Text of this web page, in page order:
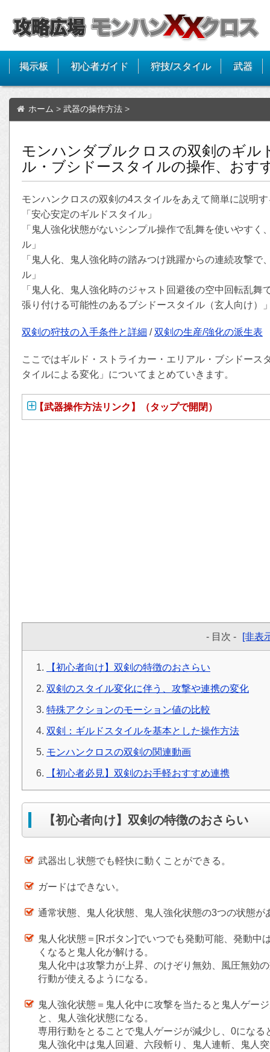
掲示板 初心者ガイド 狩技/スタイル 武器
ホーム > 武器の操作方法 >
モンハンダブルクロスの双剣のギル
ル・ブシドースタイルの操作、おす
モンハンクロスの双剣の4スタイルをあえて簡単に説明
「安心安定のギルドスタイル」
「鬼人強化状態がないシンプル操作で乱舞を使いやす
ル」
「鬼人化、鬼人強化時の踏みつけ跳躍からの連続攻撃
ル」
「鬼人化、鬼人強化時のジャスト回避後の空中回転乱
張り付ける可能性のあるブシドースタイル（玄人向け）
双剣の狩技の入手条件と詳細 /双剣の生産/強化の派生表
ここではギルド・ストライカー・エリアル・ブシドース
タイルによる変化」についてまとめていきます。
【武器操作方法リンク】（タップで開閉）
- 目次 - [非表
【初心者向け】双剣の特徴のおさらい
双剣のスタイル変化に伴う、攻撃や連携の変化
特殊アクションのモーション値の比較
双剣：ギルドスタイルを基本とした操作方法
モンハンクロスの双剣の関連動画
【初心者必見】双剣のお手軽おすすめ連携
【初心者向け】双剣の特徴のおさらい
武器出し状態でも軽快に動くことができる。
ガードはできない。
通常状態、鬼人化状態、鬼人強化状態の3つの状態が
鬼人化状態＝[Rボタン]でいつでも発動可能、発動中
くなると鬼人化が解ける。
鬼人化中は攻撃力が上昇、のけぞり無効、風圧無効
行動が使えるようになる。
鬼人強化状態＝鬼人化中に攻撃を当たると鬼人ゲー
と、鬼人強化状態になる。
専用行動をとることで鬼人ゲージが減少し、0になる
鬼人強化中は鬼人回避、六段斬り、鬼人連斬、鬼人